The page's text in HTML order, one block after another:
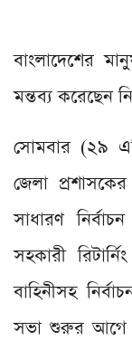
বাংলাদেশের
মন্তব্য করেছেন
সোমবার (২৯
জেলা
সাধারণ
সহকারী
বাহিনীসহ
সভা শুরুর আগে